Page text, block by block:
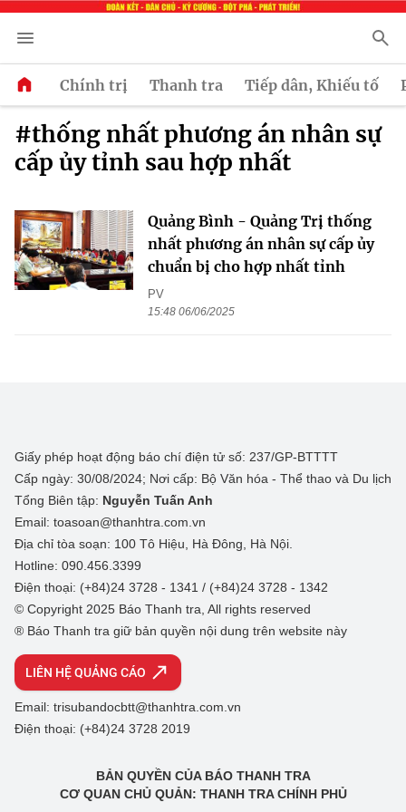
Chính trị Thanh tra Tiếp dân, Khiếu tố
#thống nhất phương án nhân sự
cấp ủy tỉnh sau hợp nhất
Quảng Bình - Quảng Trị thống
nhất phương án nhân sự cấp ủy
chuẩn bị cho hợp nhất tỉnh
PV
15:48 06/06/2025
Giấy phép hoạt động báo chí điện tử số: 237/GP-BTTTT
Cấp ngày: 30/08/2024; Nơi cấp: Bộ Văn hóa - Thể thao và Du lịch
Tổng Biên tập: Nguyễn Tuấn Anh
Email: toasoan@thanhtra.com.vn
Địa chỉ tòa soạn: 100 Tô Hiệu, Hà Đông, Hà Nội.
Hotline: 090.456.3399
Điện thoại: (+84)24 3728 - 1341 / (+84)24 3728 - 1342
© Copyright 2025 Báo Thanh tra, All rights reserved
® Báo Thanh tra giữ bản quyền nội dung trên website này
LIÊN HỆ QUẢNG CÁO
Email: trisubandocbtt@thanhtra.com.vn
Điện thoại: (+84)24 3728 2019
BẢN QUYỀN CỦA BÁO THANH TRA
CƠ QUAN CHỦ QUẢN: THANH TRA CHÍNH PHỦ